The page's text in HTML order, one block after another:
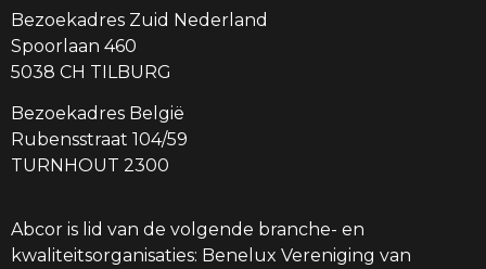
Bezoekadres Zuid Nederland
Spoorlaan 460
5038 CH TILBURG
Bezoekadres België
Rubensstraat 104/59
TURNHOUT 2300
Abcor is lid van de volgende branche- en
kwaliteitsorganisaties: Benelux Vereniging van